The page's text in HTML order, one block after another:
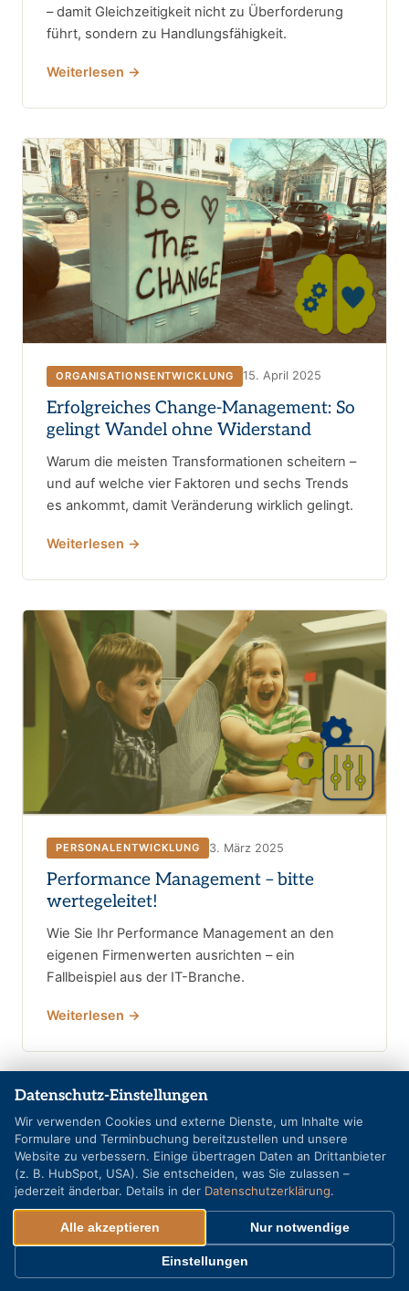
– damit Gleichzeitigkeit nicht zu Überforderung
führt, sondern zu Handlungsfähigkeit.
Weiterlesen →
ORGANISATIONSENTWICKLUNG 15. April 2025
Erfolgreiches Change-Management: So
gelingt Wandel ohne Widerstand
Warum die meisten Transformationen scheitern –
und auf welche vier Faktoren und sechs Trends
es ankommt, damit Veränderung wirklich gelingt.
Weiterlesen →
PERSONALENTWICKLUNG 3. März 2025
Performance Management – bitte
wertegeleitet!
Wie Sie Ihr Performance Management an den
eigenen Firmenwerten ausrichten – ein
Fallbeispiel aus der IT-Branche.
Weiterlesen →
Datenschutz-Einstellungen
Wir verwenden Cookies und externe Dienste, um Inhalte wie
Formulare und Terminbuchung bereitzustellen und unsere
Website zu verbessern. Einige übertragen Daten an Drittanbieter
(z. B. HubSpot, USA). Sie entscheiden, was Sie zulassen –
jederzeit änderbar. Details in der Datenschutzerklärung.
Alle akzeptieren Nur notwendige
Einstellungen